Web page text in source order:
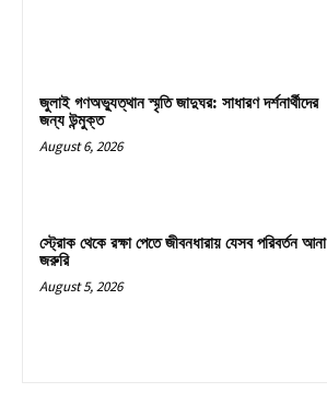
জুলাই গণঅভ্যুত্থান স্মৃতি জাদুঘর: সাধারণ দর্শনার্থীদের
জন্য উন্মুক্ত
August 6, 2026
স্ট্রোক থেকে রক্ষা পেতে জীবনধারায় যেসব পরিবর্তন আনা
জরুরি
August 5, 2026